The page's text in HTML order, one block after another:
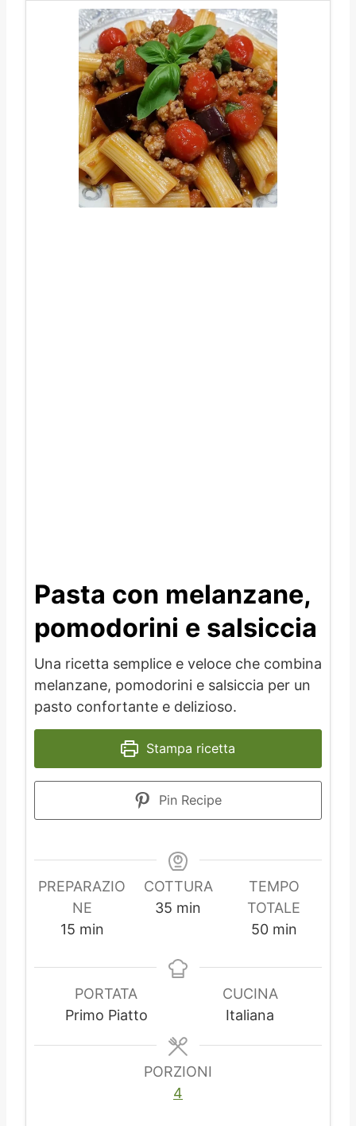
Pasta con melanzane,
pomodorini e salsiccia
Una ricetta semplice e veloce che combina
melanzane, pomodorini e salsiccia per un
pasto confortante e delizioso.
Stampa ricetta
Pin Recipe
PREPARAZIO
NE
15m
n
u
t
min
COTTURA
35 m
u
min
TEMPO
TOTALE
50m
n
u
t
min
PORTATA
Primo Piatto
CUCINA
Italiana
PORZIONI
4